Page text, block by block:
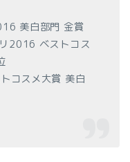
美白部門 金賞
2016 ベストコス
コスメ大賞 美白